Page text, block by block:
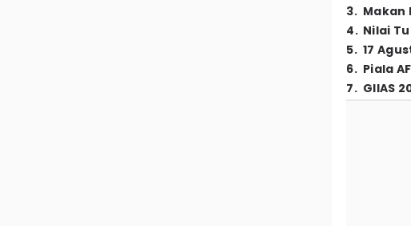
3. Makan
4. Nilai
5. 17
6. Piala
7. GIIAS